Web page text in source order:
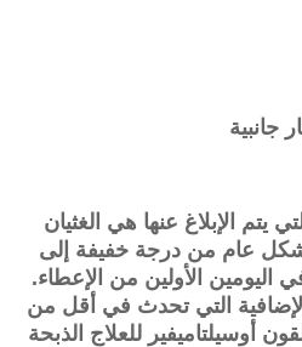
جانبية
يتم الإبلاغ عنها هي الغثيان
عام من درجة خفيفة إلى
اليومين الأولين من الإعطاء.
التي تحدث في أقل من
أوسيلتاميفير للعلاج الذبحة